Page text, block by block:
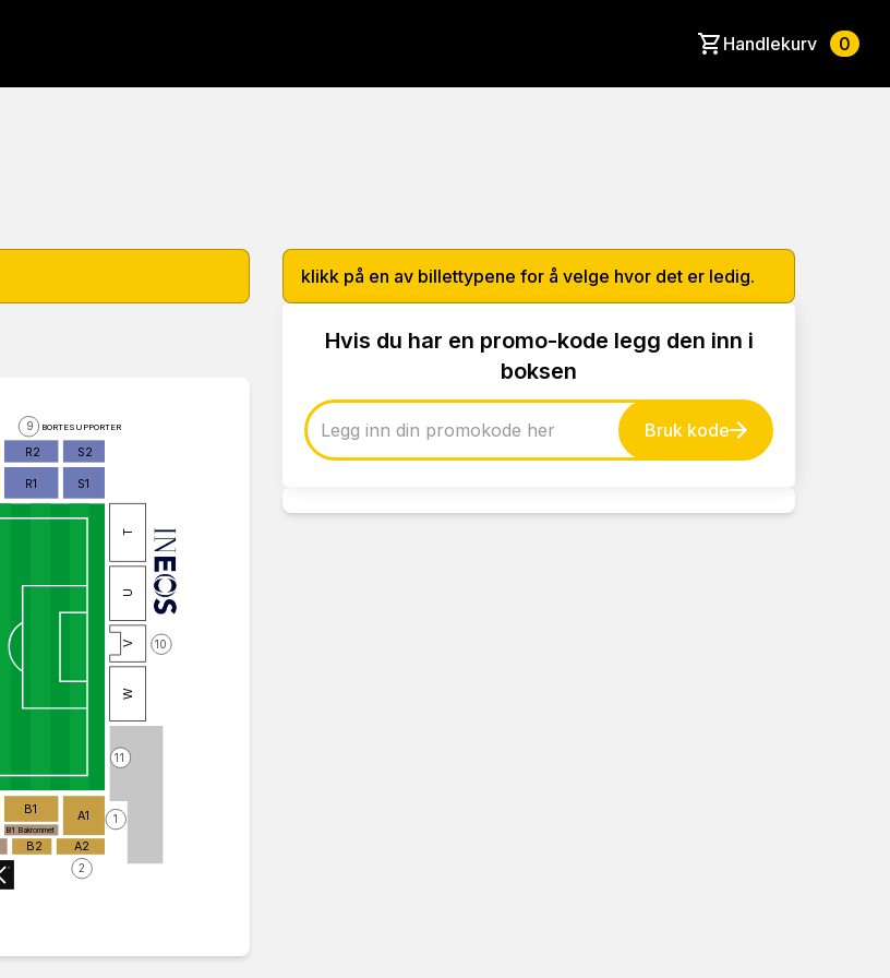
Handlekurv 0
R2 S2
R1 S1
B1 A1
B2 A2
B1 Bakrommet
W
U
T
V
BORTESUPPORTER
10
1
2
9
11
klikk på en av billettypene for å velge hvor det er ledig.
Hvis du har en promo-kode legg den inn i
boksen
Bruk kode